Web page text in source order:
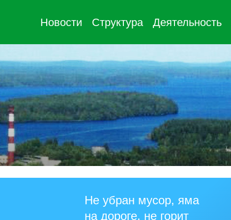
Новости Структура Деятельность
Не убран мусор, яма
на дороге, не горит